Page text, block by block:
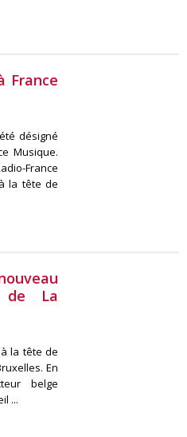
France
désigné
Musique.
France
la tête de
La
la tête de
En
belge
...